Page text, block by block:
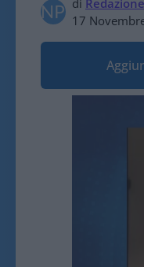
di Redazione
17